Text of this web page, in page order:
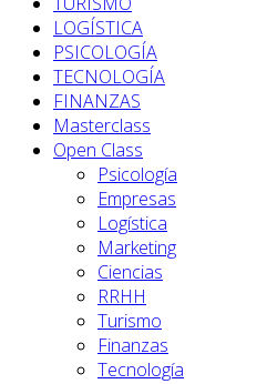
LOGÍSTICA
PSICOLOGÍA
TECNOLOGÍA
FINANZAS
Masterclass
Open Class
Psicología
Empresas
Logística
Marketing
Ciencias
RRHH
Turismo
Finanzas
Tecnología